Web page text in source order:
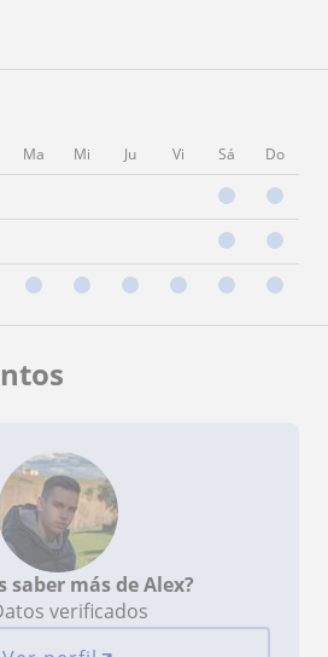
Ma Mi Ju Vi Sá Do
saber más de Alex?
verificados